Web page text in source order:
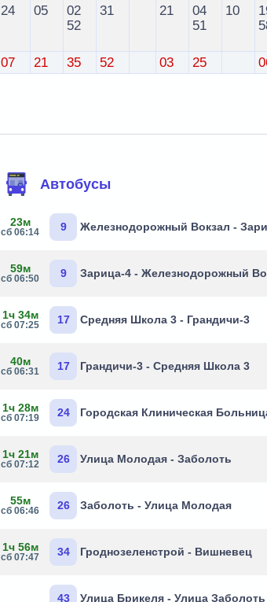
24 05
02
52
31 21
04
51
10
07 21 35 52 03 25
Автобусы
23м
сб 06:14 9 Железнодорожный Вокзал -
59м
сб 06:50 9 Зарица-4 - Железнодорожный
1ч 34м
сб 07:25 17 Средняя Школа 3 - Грандичи-3
40м
сб 06:31 17 Грандичи-3 - Средняя Школа 3
1ч 28м
сб 07:19 24 Городская Клиническая
1ч 21м
сб 07:12 26 Улица Молодая - Заболоть
55м
сб 06:46 26 Заболоть - Улица Молодая
1ч 56м
сб 07:47 34 Гроднозеленстрой - Вишневец
43 Улица Брикеля - Улица Заболоть